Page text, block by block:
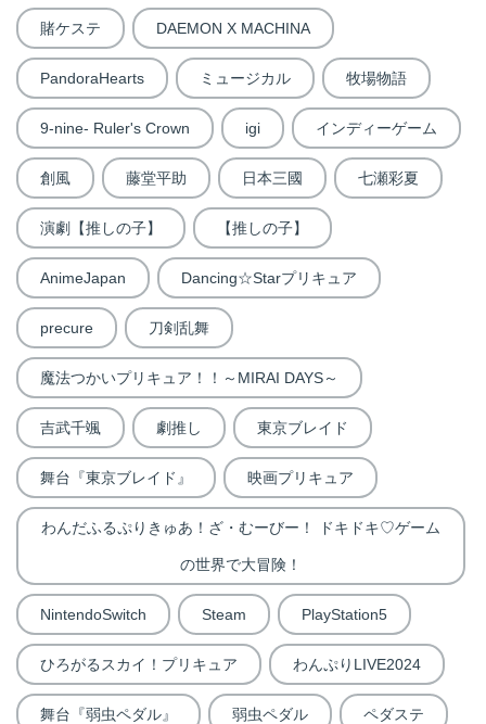
賭ケステ DAEMON X MACHINA
PandoraHearts ミュージカル 牧場物語
9-nine- Ruler's Crown igi インディーゲーム
創風 藤堂平助 日本三國 七瀬彩夏
演劇【推しの子】 【推しの子】
AnimeJapan Dancing☆Starプリキュア
precure 刀剣乱舞
魔法つかいプリキュア！！～MIRAI DAYS～
吉武千颯 劇推し 東京ブレイド
舞台『東京ブレイド』 映画プリキュア
わんだふるぷりきゅあ！ざ・むーびー！ ドキドキ♡ゲーム
の世界で大冒険！
NintendoSwitch Steam PlayStation5
ひろがるスカイ！プリキュア わんぷりLIVE2024
舞台『弱虫ペダル』 弱虫ペダル ペダステ